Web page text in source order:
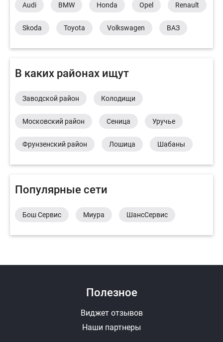
Audi BMW Honda Opel Renault
Skoda Toyota Volkswagen ВАЗ
В каких районах ищут
Заводской район Колодищи
Московский район Сеница Уручье
Фрунзенский район Лошица Шабаны
Популярные сети
Бош Сервис Миура ШансСервис
Полезное
Виджет отзывов
Наши партнеры